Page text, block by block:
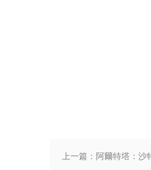
上一篇：阿爾特塔：沙